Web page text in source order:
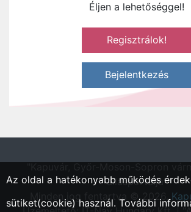
Éljen a lehetőséggel!
Regisztrálok!
Bejelentkezés
állásportálja"
Minden jog fentartva © 2026.
Az oldal a hatékonyabb működés
sütiket(cookie) használ. További